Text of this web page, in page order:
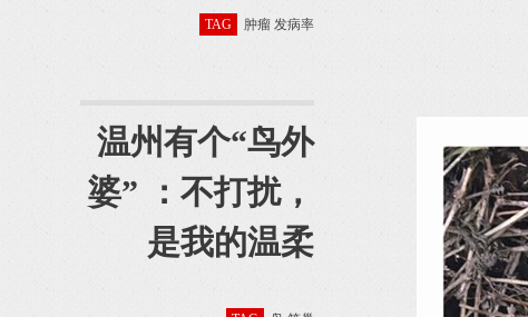
TAG 肿瘤 发病率
温州有个“鸟外
婆” ：不打扰，
是我的温柔